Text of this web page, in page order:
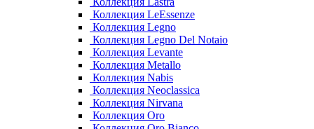
Коллекция LeEssenze
Коллекция Legno
Коллекция Legno Del Notaio
Коллекция Levante
Коллекция Metallo
Коллекция Nabis
Коллекция Neoclassica
Коллекция Nirvana
Коллекция Oro